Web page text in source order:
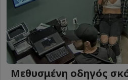
Μεθυσμένη οδηγός